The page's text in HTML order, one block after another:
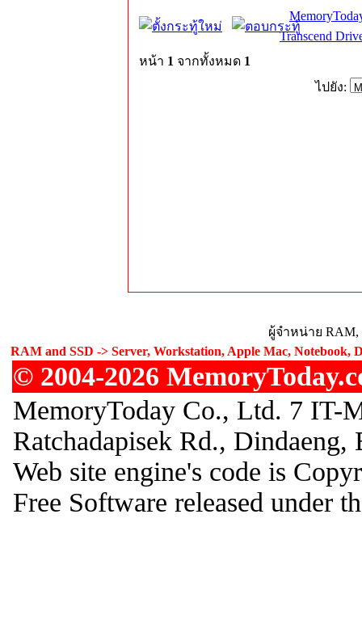
Transcend
หน้า 1 จากทั้งหมด 1
ไปยัง:
ผู้จำหน่าย RAM,
RAM and SSD -> Server, Workstation, Apple Mac, Notebook,
© 2004-2026
MemoryToday Co., Ltd. 7 IT-
Ratchadapisek Rd.,
Web site engine's code is
Free Software released under